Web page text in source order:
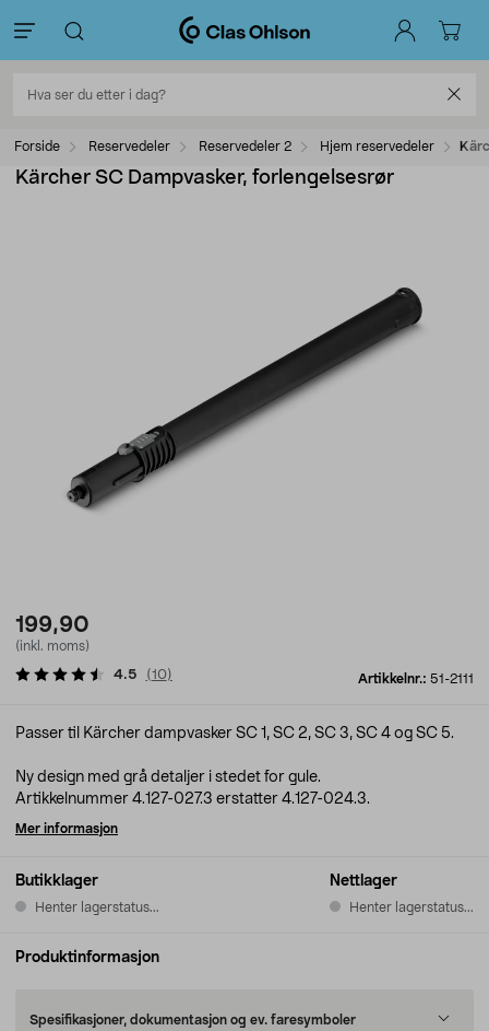
Forside Reservedeler Reservedeler 2 Hjem reservedeler
Kärcher SC Dampvasker, forlengelsesrør
199,90
(inkl. moms)
Artikkelnr.: 51-2111
4.5 (10)
Butikklager
Henter lagerstatus...
Nettlager
Henter lagerstatus...
Passer til Kärcher dampvasker SC 1, SC 2, SC 3, SC 4 og SC 5.
Ny design med grå detaljer i stedet for gule.
Artikkelnummer 4.127-027.3 erstatter 4.127-024.3.
Mer informasjon
Produktinformasjon
Spesifikasjoner, dokumentasjon og ev. faresymboler